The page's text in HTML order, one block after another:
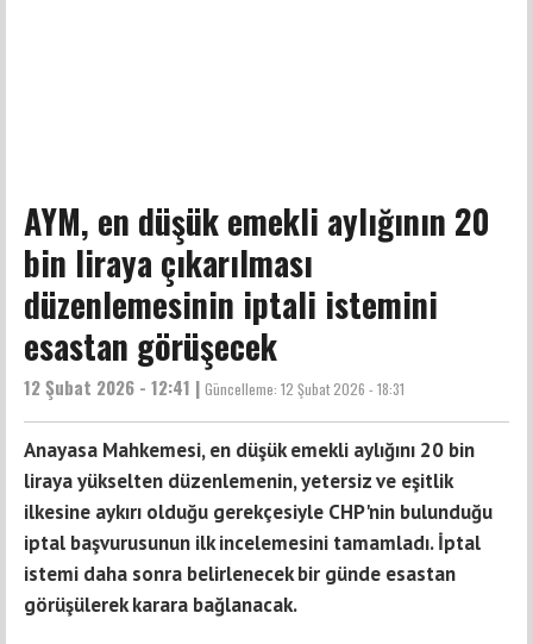
AYM, en düşük emekli aylığının 20
bin liraya çıkarılması
düzenlemesinin iptali istemini
esastan görüşecek
12 Şubat 2026 - 12:41 | Güncelleme: 12 Şubat 2026 - 18:31
Anayasa Mahkemesi, en düşük emekli aylığını 20 bin
liraya yükselten düzenlemenin, yetersiz ve eşitlik
ilkesine aykırı olduğu gerekçesiyle CHP'nin bulunduğu
iptal başvurusunun ilk incelemesini tamamladı. İptal
istemi daha sonra belirlenecek bir günde esastan
görüşülerek karara bağlanacak.